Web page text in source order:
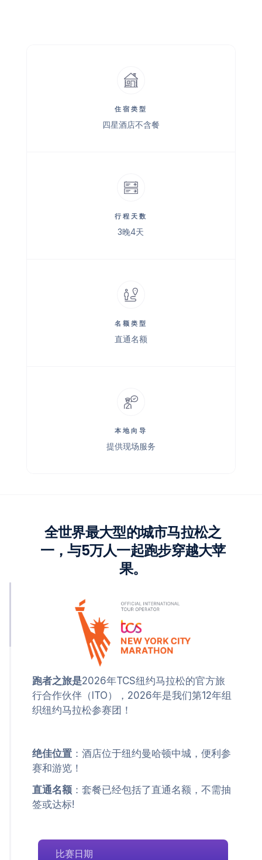
住宿类型
四星酒店不含餐
行程天数
3晚4天
名额类型
直通名额
本地向导
提供现场服务
全世界最大型的城市马拉松之
一，与5万人一起跑步穿越大苹
果。
跑者之旅是2026年TCS纽约马拉松的官方旅
行合作伙伴（ITO），2026年是我们第12年组
织纽约马拉松参赛团！
绝佳位置：酒店位于纽约曼哈顿中城，便利参
赛和游览！
直通名额：套餐已经包括了直通名额，不需抽
签或达标!
比赛日期